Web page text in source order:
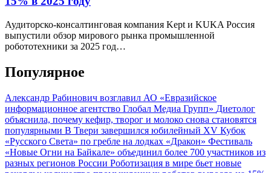
Аудиторско-консалтинговая компания Kept и KUKA Россия
выпустили обзор мирового рынка промышленной
робототехники за 2025 год…
Популярное
Александр Рабинович возглавил АО «Евразийское
информационное агентство Глобал Медиа Групп» Диетолог
объяснила, почему кефир, творог и молоко снова становятся
популярными В Твери завершился юбилейный XV Кубок
«Русского Света» по гребле на лодках «Дракон» Фестиваль
«Новые Огни на Байкале» объединил более 700 участников из
разных регионов России Роботизация в мире бьет новые